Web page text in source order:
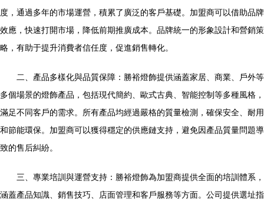
度，通過多年的市場運營，積累了廣泛的客戶基礎。加盟商可以借助品牌
效應，快速打開市場，降低前期推廣成本。品牌統一的形象設計和營銷策
略，有助于提升消費者信任度，促進銷售轉化。
二、產品多樣化與品質保障：勝裕燈飾提供涵蓋家居、商業、戶外等
多個場景的燈飾產品，包括現代簡約、歐式古典、智能控制等多種風格，
滿足不同客戶的需求。所有產品均經過嚴格的質量檢測，確保安全、耐用
和節能環保。加盟商可以獲得穩定的供應鏈支持，避免因產品質量問題導
致的售后糾紛。
三、專業培訓與運營支持：勝裕燈飾為加盟商提供全面的培訓體系，
涵蓋產品知識、銷售技巧、店面管理和客戶服務等方面。公司提供選址指